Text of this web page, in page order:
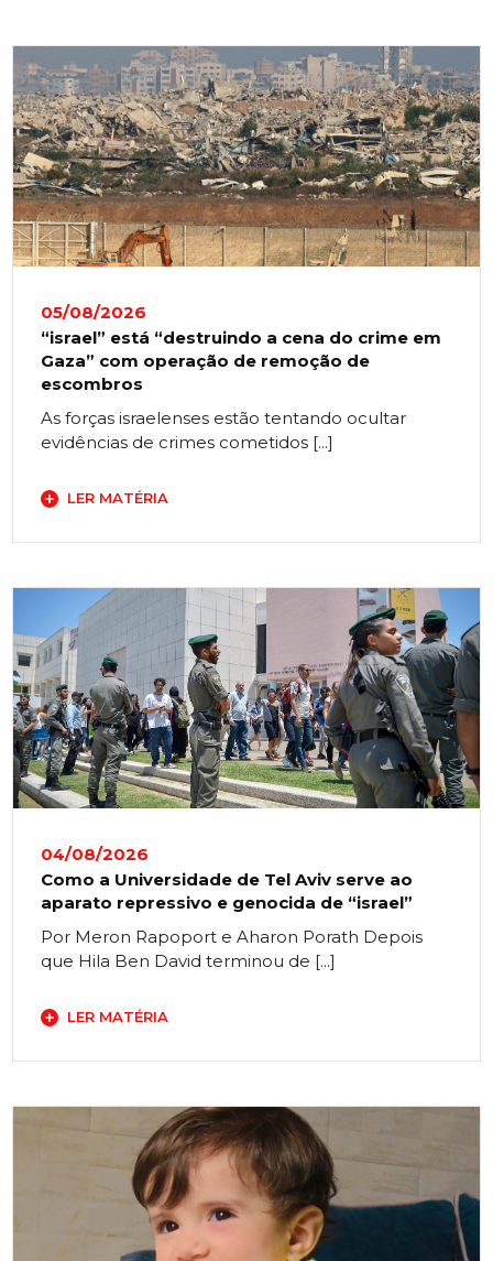
05/08/2026
“israel” está “destruindo a cena do crime em
Gaza” com operação de remoção de
escombros
As forças israelenses estão tentando ocultar
evidências de crimes cometidos [...]
LER MATÉRIA
04/08/2026
Como a Universidade de Tel Aviv serve ao
aparato repressivo e genocida de “israel”
Por Meron Rapoport e Aharon Porath Depois
que Hila Ben David terminou de [...]
LER MATÉRIA